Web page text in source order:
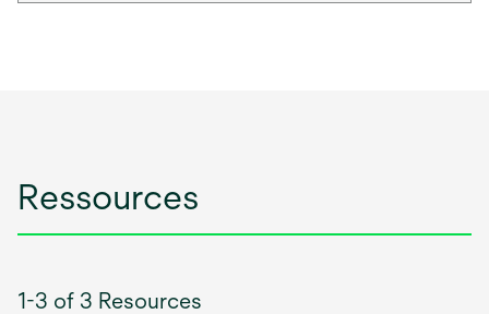
Ressources
1-3 of 3 Resources